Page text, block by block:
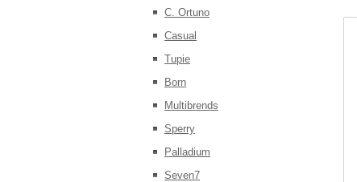
C. Ortuno
Casual
Tupie
Born
Multibrends
Sperry
Palladium
Seven7